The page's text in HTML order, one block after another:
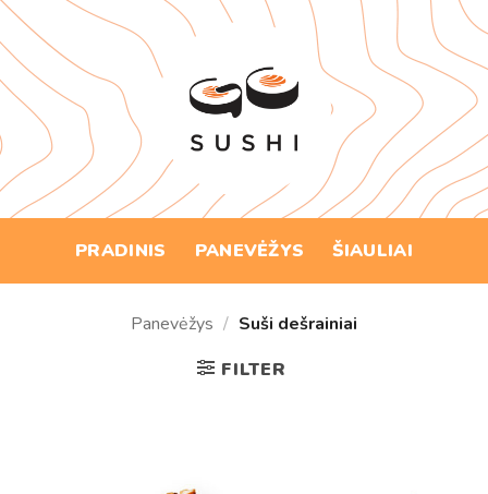
Skip
to
content
PRADINIS PANEVĖŽYS ŠIAULIAI
Panevėžys / Suši dešrainiai
FILTER